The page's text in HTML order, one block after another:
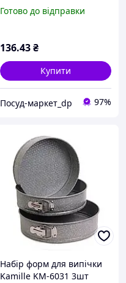
6шт (10274)
Готово до відправки
136.43₴
Купити
Посуд-маркет_dp 97%
Набір форм для випічки
Kamille KM-6031 3шт